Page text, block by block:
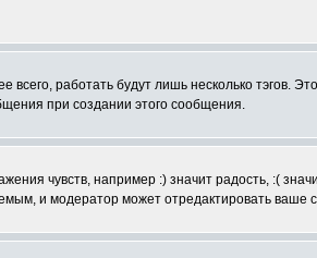
работать будут лишь несколько тэгов.
при создании этого сообщения.
чувств, например :) значит радость, :(
и модератор может отредактировать